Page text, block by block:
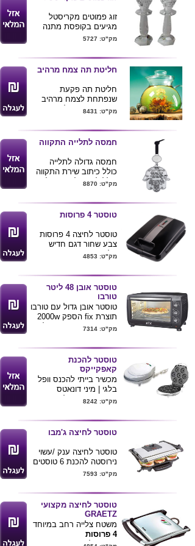
האחרונה", אורי אורבך
ועירית לינור
*"מדהים !...צריך
לשמוע כדי להאמין ...
!"
"אודטה"
*"נכס תרבותי לאומי
וחינוכי , פריט חובה
בכל בית יהודי"
הסוכנות היהודית
לישראל
זוג פמוטים מקריסטל
מגיעים בקופסת מתנה
מק"ט: 5727
חליטת תה צמח מרהיב
חליטת תה פקעת
שנפתחת לצמח מרהיב
בקנקן ( הקנקן לצורך
קנקים וחליטות )
הופך כל אירוח לנעים
ומהנה ממש
מק"ט: 8431
חמסה לתלייה התקווה
חמסה גדולה לתלייה
כולל כיתוב שירת התקווה
כולל לוחית לחריטת לוגו
גודל מוצר 10*12
אורך כולל חוט 30 ס"מ
מק"ט: 8870
טוסטר 4 פרוסות
טוסטר לחיצה 4 פרוסות
צבע שחור דגם חדיש
פלטות עם ציפוי מיוחד
הספקw1200,i
חברת-cobra
ניתן לוגו של הלקוח ע"ג
האריזה באמצעות מדבקה
מק"ט: 4853
טוסטר אובן 48 ליטר
טורבו
טוסטר אובן גדול עם טורבו
תוצרת fix הספק 2000w
לגופי חימום
מגיע עם 2 תבניות אפיה
ורשת .
מידות חוץ: רוחב 55,
עומק: 38, גובה: 41
עומק: 31 ס"מ
והוראות הפעלה בעברית
מק"ט: 7314
טוסטר להכנת
קאפקייקס
מכשיר בייתי להכנס וופל
בלגי | מיני דונאטס
הידבקות .
220V
באישור מכון התקנים
ניתן להדפיס לוגו ע"ג
המוצר
מק"ט: 8242
טוסטר לחיצה ג'מבו
טוסטר לחיצה ענק /עשוי
נירוסטה להכנת 6 טוסטים
בו זמנית
כולל ציפוי למניעת הדבקה
אחריות שנה מיום הרכישה
מק"ט: 7593
טוסטר לחיצה מקצועי
GRAETZ
משטח צלייה רחב במיוחד
4 פרוסות
טוסטר לחיצה מנירוסטה